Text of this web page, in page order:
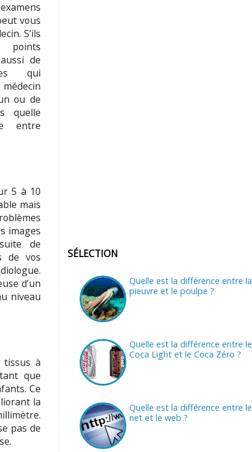
vous
S’ils
points
de
qui
ou de
quelle
entre
5 à 10
mais
images
de
de vos
d’un
niveau
à
que
Ce
la
pas de
SÉLECTION
Quelle est la différence entre la
pieuvre et le poulpe ?
Quelle est la différence entre le
Coca Light et le Coca Zéro ?
Quelle est la différence entre le
net et le web ?